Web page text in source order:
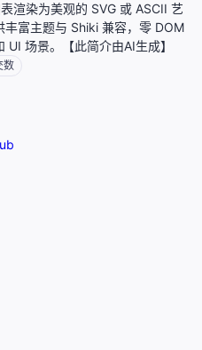
渲染为美观的 SVG 或 ASCII 艺
富主题与 Shiki 兼容，零 DOM
场景。【此简介由AI生成】
数